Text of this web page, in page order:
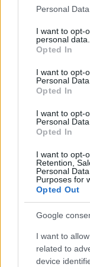
Please note that
not limited to your
grant or deny
use your data for
consent section.
Personal
I want to opt-
personal data.
Opted In
I want to opt-
Personal
Opted In
I want to opt-
Personal
Opted In
I want to opt-
Retention,
Personal
Purposes for
Opted Out
Google
I want to
related to
device
vétkeidet,
hozzám,
2020.
ÚTMUTATÓ
https://
http://
- Szerda
irgalmas
Türelme
nagy!"